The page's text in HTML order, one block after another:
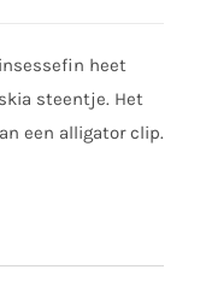
heet
steentje. Het
een alligator clip.